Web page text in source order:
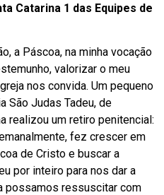
Catarina 1 das Equipes de
a Páscoa, na minha vocação
valorizar o meu
nos convida. Um pequeno
São Judas Tadeu, de
realizou um retiro penitencial:
fez crescer em
de Cristo e buscar a
por inteiro para nos dar a
possamos ressuscitar com